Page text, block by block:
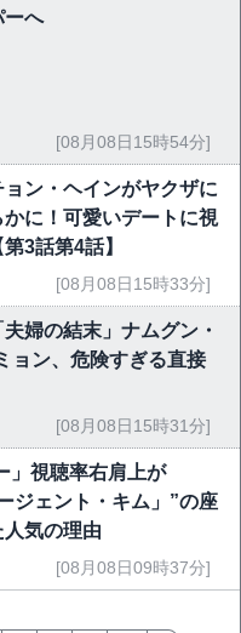
ーへ
[08月08日15時54分]
ョン・ヘインがヤクザに
に！可愛いデートに視
3話第4話】
[08月08日15時33分]
夫婦の結末」ナムグン・
ョン、危険すぎる直接
[08月08日15時31分]
」視聴率右肩上が
ジェント・キム」”の座
気の理由
[08月08日09時37分]